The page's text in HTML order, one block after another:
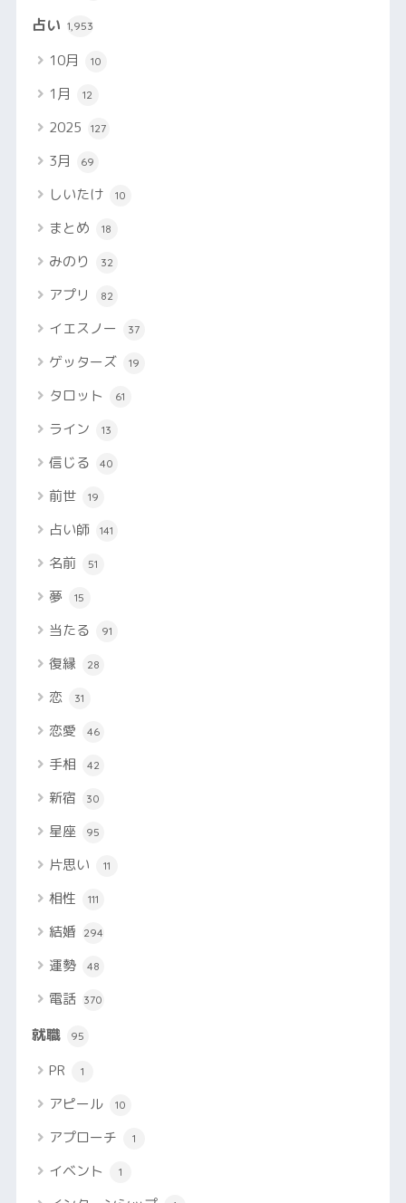
占い 1,953
10月 10
1月 12
2025 127
3月 69
しいたけ 10
まとめ 18
みのり 32
アプリ 82
イエスノー 37
ゲッターズ 19
タロット 61
ライン 13
信じる 40
前世 19
占い師 141
名前 51
夢 15
当たる 91
復縁 28
恋 31
恋愛 46
手相 42
新宿 30
星座 95
片思い 11
相性 111
結婚 294
運勢 48
電話 370
就職 95
PR 1
アピール 10
アプローチ 1
イベント 1